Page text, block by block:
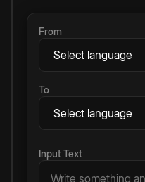
From
To
Input Text